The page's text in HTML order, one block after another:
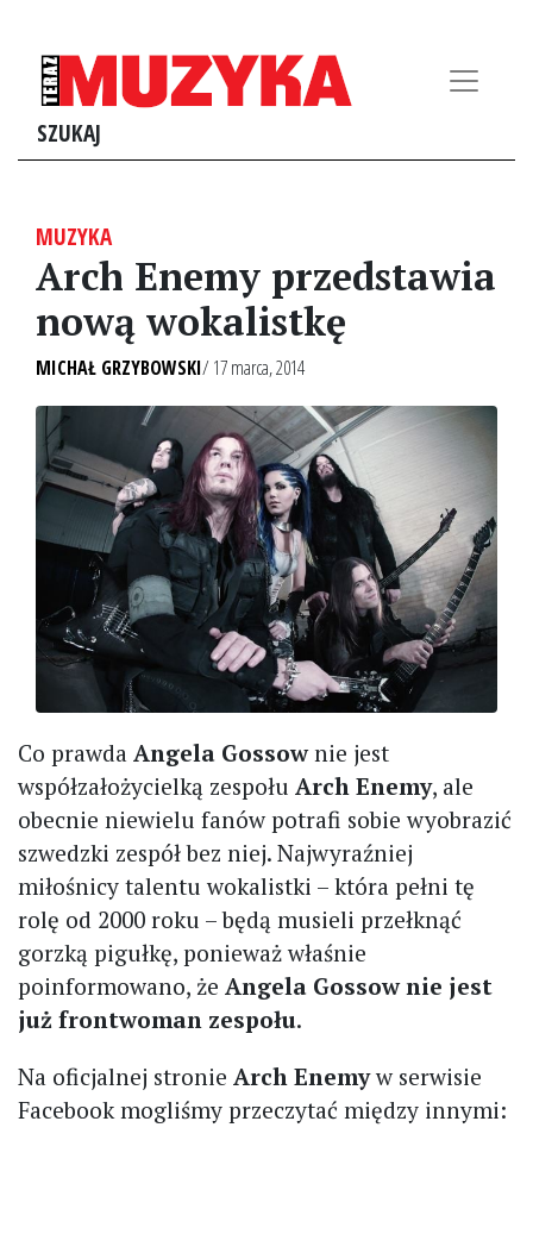
SZUKAJ
MUZYKA
Arch Enemy przedstawia
nową wokalistkę
MICHAŁ GRZYBOWSKI/ 17 marca, 2014
Co prawda Angela Gossownie jest
współzałożycielką zespołu Arch Enemy, ale
obecnie niewielu fanów potrafi sobie wyobrazić
szwedzki zespół bez niej. Najwyraźniej
miłośnicy talentu wokalistki – która pełni tę
rolę od 2000 roku – będą musieli przełknąć
gorzką pigułkę, ponieważ właśnie
poinformowano, że Angela Gossow nie jest
już frontwoman zespołu.
Na oficjalnej stronie Arch Enemyw serwisie
Facebook mogliśmy przeczytać między innymi: